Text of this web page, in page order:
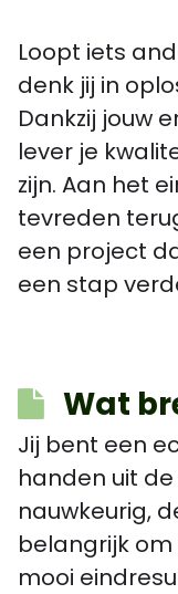
Loopt iets
denk jij in
Dankzij jouw
lever je
zijn. Aan het
tevreden
een project
een stap
Wat
Jij bent een
handen uit
nauwkeurig,
belangrijk
mooi